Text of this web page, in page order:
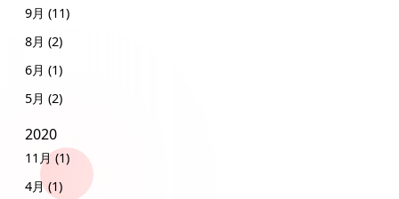
9月 (11)
8月 (2)
6月 (1)
5月 (2)
2020
11月 (1)
4月 (1)